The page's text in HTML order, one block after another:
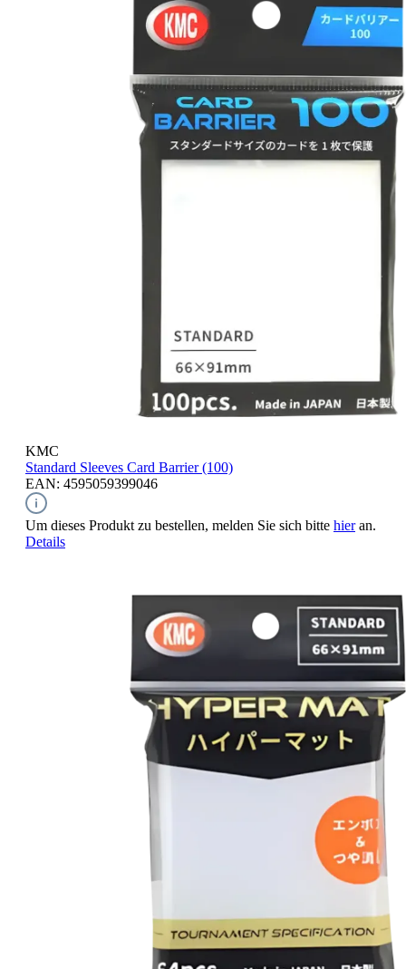
KMC
Standard Sleeves Card Barrier (100)
EAN: 4595059399046
Um dieses Produkt zu bestellen, melden Sie sich bitte hieran.
Details